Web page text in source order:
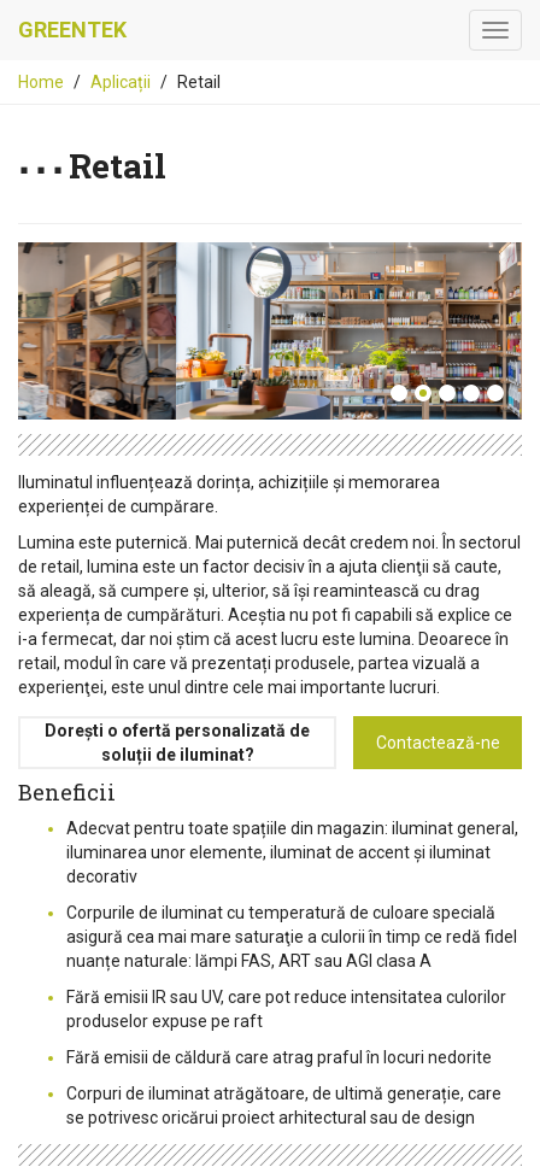
GREENTEK
Home Aplicații Retail
Retail
Iluminatul influențează dorința, achizițiile şi memorarea
experienței de cumpărare.
Lumina este puternică. Mai puternică decât credem noi. În sectorul
de retail, lumina este un factor decisiv în a ajuta clienţii să caute,
să aleagă, să cumpere şi, ulterior, să își reamintească cu drag
experiența de cumpărături. Aceștia nu pot fi capabili să explice ce
i-a fermecat, dar noi ştim că acest lucru este lumina. Deoarece în
retail, modul în care vă prezentați produsele, partea vizuală a
experienţei, este unul dintre cele mai importante lucruri.
Dorești o ofertă personalizată de
soluții de iluminat?
Contactează-ne
Beneficii
Adecvat pentru toate spațiile din magazin: iluminat general,
iluminarea unor elemente, iluminat de accent şi iluminat
decorativ
Corpurile de iluminat cu temperatură de culoare specială
asigură cea mai mare saturaţie a culorii în timp ce redă fidel
nuanțe naturale: lămpi FAS, ART sau AGI clasa A
Fără emisii IR sau UV, care pot reduce intensitatea culorilor
produselor expuse pe raft
Fără emisii de căldură care atrag praful în locuri nedorite
Corpuri de iluminat atrăgătoare, de ultimă generație, care
se potrivesc oricărui proiect arhitectural sau de design